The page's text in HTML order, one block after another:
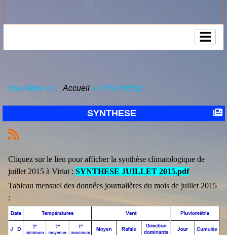
Vous êtes ici : Accueil » SYNTHESE
SYNTHESE
Cliquez sur le lien pour afficher la synthèse climatologique de
juillet 2015 à Viriat : SYNTHESE JUILLET 2015.pdf
Tableau mensuel des données journalières du mois de juillet 2015
: